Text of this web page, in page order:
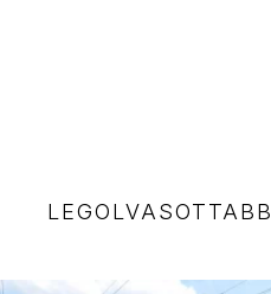
LEGOLVASOTTABB